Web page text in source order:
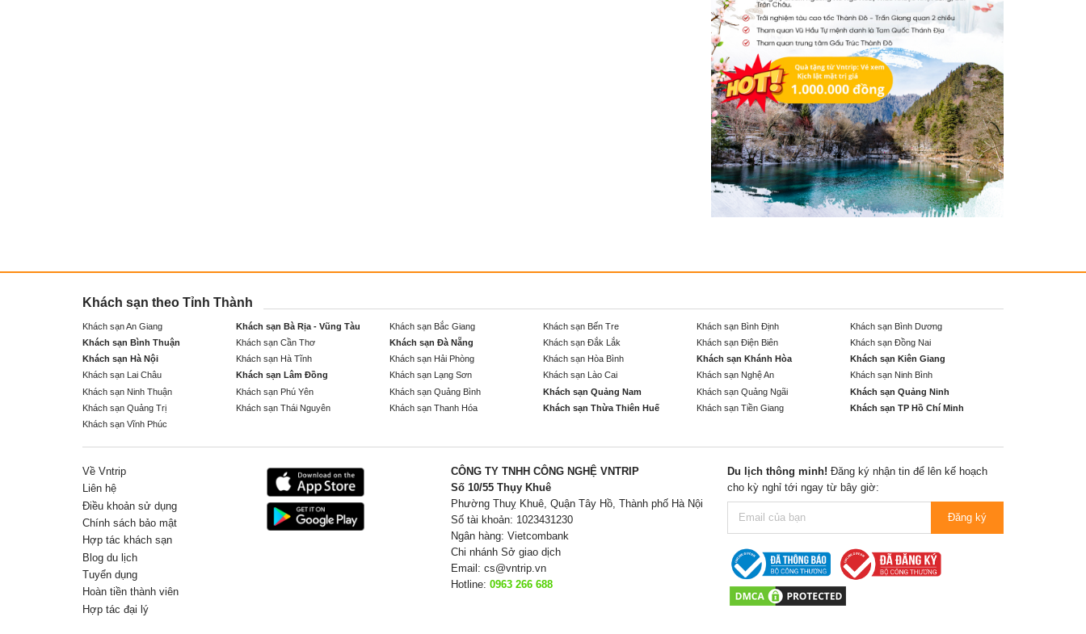
Khách sạn theo Tỉnh Thành
Khách sạn An Giang Khách sạn Bà Rịa - Vũng Tàu Khách sạn Bắc Giang Khách sạn Bến Tre Khách sạn Bình Định
Khách sạn Bình Dương
Khách sạn Bình Thuận
Khách sạn Cần Thơ Khách sạn Đà Nẵng Khách sạn Đắk Lắk Khách sạn Điện Biên
Khách sạn Đồng Nai
Khách sạn Hà Nội
Khách sạn Hà Tĩnh Khách sạn Hải Phòng Khách sạn Hòa Bình Khách sạn Khánh Hòa
Khách sạn Kiên Giang
Khách sạn Lai Châu
Khách sạn Lâm Đồng Khách sạn Lạng Sơn Khách sạn Lào Cai Khách sạn Nghệ An
Khách sạn Ninh Bình
Khách sạn Ninh Thuận
Khách sạn Phú Yên Khách sạn Quảng Bình Khách sạn Quảng Nam Khách sạn Quảng Ngãi
Khách sạn Quảng Ninh
Khách sạn Quảng Trị
Khách sạn Thái Nguyên Khách sạn Thanh Hóa Khách sạn Thừa Thiên Huế Khách sạn Tiền Giang
Khách sạn TP Hồ Chí Minh
Khách sạn Vĩnh Phúc
Về Vntrip
Liên hệ
Điều khoản sử dụng
Chính sách bảo mật
Hợp tác khách sạn
Blog du lịch
Tuyển dụng
Hoàn tiền thành viên
Hợp tác đại lý
CÔNG TY TNHH CÔNG NGHỆ VNTRIP
Số 10/55 Thụy Khuê
Phường Thuỵ Khuê, Quận Tây Hồ, Thành phố Hà Nội
Số tài khoản: 1023431230
Ngân hàng: Vietcombank
Chi nhánh Sở giao dịch
Email: cs@vntrip.vn
Hotline: 0963 266 688
Du lịch thông minh! Đăng ký nhận tin để lên kế hoạch
cho kỳ nghỉ tới ngay từ bây giờ:
Đăng ký